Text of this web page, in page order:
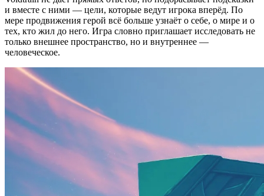
и вместе с ними — цели, которые ведут игрока вперёд. По
мере продвижения герой всё больше узнаёт о себе, о мире и о
тех, кто жил до него. Игра словно приглашает исследовать не
только внешнее пространство, но и внутреннее —
человеческое.